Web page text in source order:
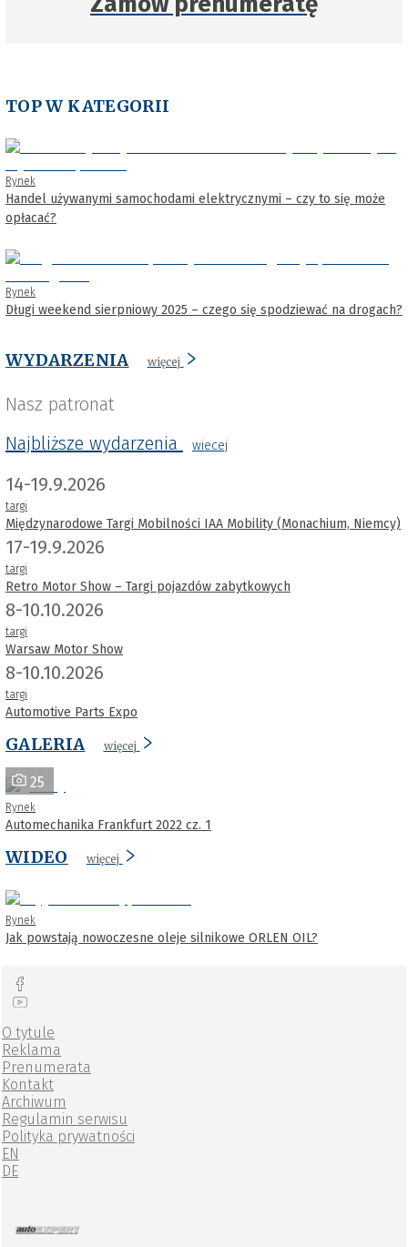
TOP W KATEGORII
Rynek
Handel używanymi samochodami elektrycznymi – czy to się może
opłacać?
Rynek
Długi weekend sierpniowy 2025 – czego się spodziewać na drogach?
WYDARZENIA więcej
Nasz patronat
Najbliższe wydarzenia
wiecej
14-19.9.2026
targi
Międzynarodowe Targi Mobilności IAA Mobility (Monachium, Niemcy)
17-19.9.2026
targi
Retro Motor Show – Targi pojazdów zabytkowych
8-10.10.2026
targi
Warsaw Motor Show
8-10.10.2026
targi
Automotive Parts Expo
GALERIA więcej
25
Rynek
Automechanika Frankfurt 2022 cz. 1
WIDEO więcej
Rynek
Jak powstają nowoczesne oleje silnikowe ORLEN OIL?
O tytule
Reklama
Prenumerata
Kontakt
Archiwum
Regulamin serwisu
Polityka prywatności
EN
DE